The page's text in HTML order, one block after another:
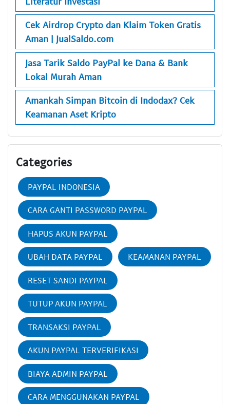
Cek Airdrop Crypto dan Klaim Token Gratis
Aman | JualSaldo.com
Jasa Tarik Saldo PayPal ke Dana & Bank
Lokal Murah Aman
Amankah Simpan Bitcoin di Indodax? Cek
Keamanan Aset Kripto
Categories
PAYPAL INDONESIA
CARA GANTI PASSWORD PAYPAL
HAPUS AKUN PAYPAL
UBAH DATA PAYPAL KEAMANAN PAYPAL
RESET SANDI PAYPAL
TUTUP AKUN PAYPAL
TRANSAKSI PAYPAL
AKUN PAYPAL TERVERIFIKASI
BIAYA ADMIN PAYPAL
CARA MENGGUNAKAN PAYPAL